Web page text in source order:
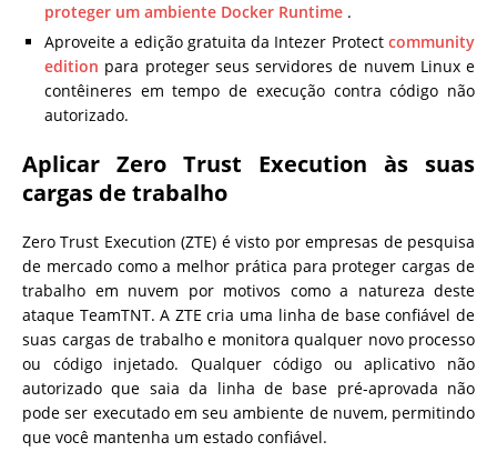
proteger um ambiente Docker Runtime .
Aproveite a edição gratuita da Intezer Protect community
edition para proteger seus servidores de nuvem Linux e
contêineres em tempo de execução contra código não
autorizado.
Aplicar Zero Trust Execution às suas
cargas de trabalho
Zero Trust Execution (ZTE) é visto por empresas de pesquisa
de mercado como a melhor prática para proteger cargas de
trabalho em nuvem por motivos como a natureza deste
ataque TeamTNT. A ZTE cria uma linha de base confiável de
suas cargas de trabalho e monitora qualquer novo processo
ou código injetado. Qualquer código ou aplicativo não
autorizado que saia da linha de base pré-aprovada não
pode ser executado em seu ambiente de nuvem, permitindo
que você mantenha um estado confiável.